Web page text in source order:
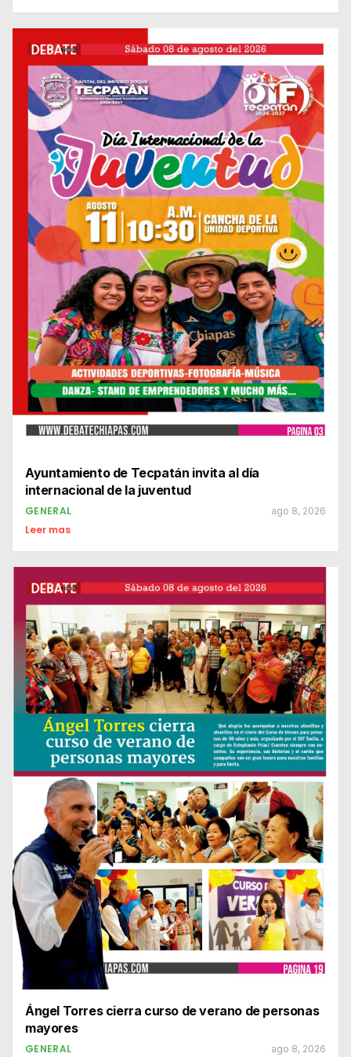
Ayuntamiento de Tecpatán invita al día
internacional de la juventud
GENERAL ago 8, 2026
Leer mas
Ángel Torres cierra curso de verano de personas
mayores
GENERAL ago 8, 2026